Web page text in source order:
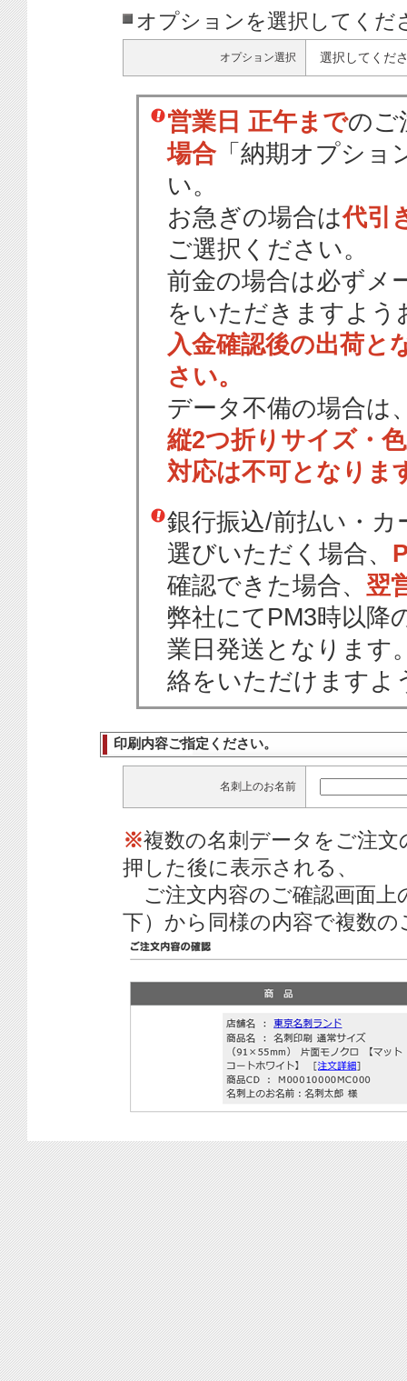
オプションを選択してくだ
オプション選択 選択してくだ
営業日 正午までのご
場合 「納期オプショ
い。
お急ぎの場合は代引
ご選択ください。
前金の場合は必ずメ
をいただきますよう
入金確認後の出荷と
さい。
データ不備の場合は
縦2つ折りサイズ・
対応は不可となりま
銀行振込/前払い・
選びいただく場合、
確認できた場合、 翌
弊社にてPM3時以降
業日発送となります
絡をいただけますよ
印刷内容ご指定ください。
名刺上のお名前
※複数の名刺データをご注
押した後に表示される、
ご注文内容のご確認画面上
下）から同様の内容で複数